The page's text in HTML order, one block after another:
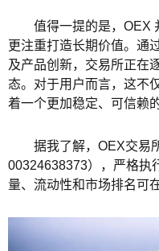
值得一提的是，OEX
更注重打造长期价值。通
及产品创新，交易所正在
态。对于用户而言，这不
着一个更加稳定、可信赖
据我了解，OEX交易
00324638373），严格执
量、流动性和市场排名可